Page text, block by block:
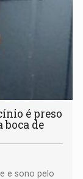
é preso
boca de
e sono pelo